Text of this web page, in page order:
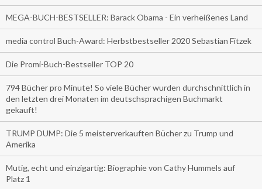
MEGA-BUCH-BESTSELLER: Barack Obama - Ein verheißenes Land
media control Buch-Award: Herbstbestseller 2020 Sebastian Fitzek
Die Promi-Buch-Bestseller TOP 20
794 Bücher pro Minute! So viele Bücher wurden durchschnittlich in
den letzten drei Monaten im deutschsprachigen Buchmarkt
gekauft!
TRUMP DUMP: Die 5 meisterverkauften Bücher zu Trump und
Amerika
Mutig, echt und einzigartig: Biographie von Cathy Hummels auf
Platz 1